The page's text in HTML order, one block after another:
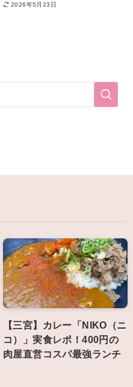
2026年5月23日
【三宮】カレー「NIKO（ニ
コ）」実食レポ！400円の
肉屋直営コスパ最強ランチ